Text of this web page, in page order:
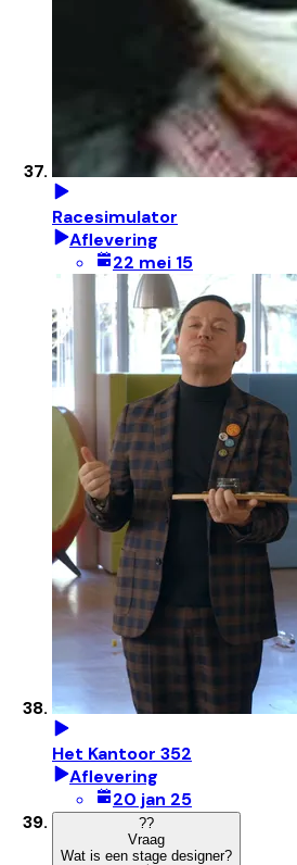
Racesimulator
Aflevering
22 mei 15
Het Kantoor 352
Aflevering
20 jan 25
??
Vraag
Wat is een stage designer?